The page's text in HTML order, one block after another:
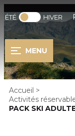
ÉTÉ HIVER
MENU
Accueil >
Activités
PACK SKI